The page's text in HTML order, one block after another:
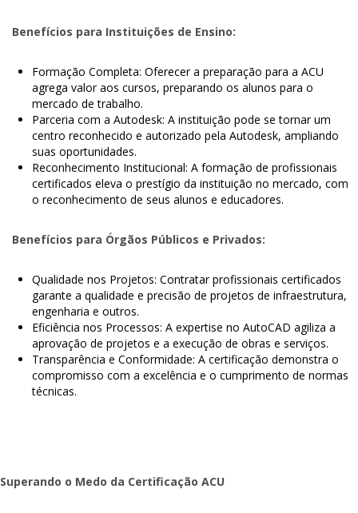
Benefícios para Instituições de Ensino:
Formação Completa: Oferecer a preparação para a ACU
agrega valor aos cursos, preparando os alunos para o
mercado de trabalho.
Parceria com a Autodesk: A instituição pode se tornar um
centro reconhecido e autorizado pela Autodesk, ampliando
suas oportunidades.
Reconhecimento Institucional: A formação de profissionais
certificados eleva o prestígio da instituição no mercado, com
o reconhecimento de seus alunos e educadores.
Benefícios para Órgãos Públicos e Privados:
Qualidade nos Projetos: Contratar profissionais certificados
garante a qualidade e precisão de projetos de infraestrutura,
engenharia e outros.
Eficiência nos Processos: A expertise no AutoCAD agiliza a
aprovação de projetos e a execução de obras e serviços.
Transparência e Conformidade: A certificação demonstra o
compromisso com a excelência e o cumprimento de normas
técnicas.
Superando o Medo da Certificação ACU